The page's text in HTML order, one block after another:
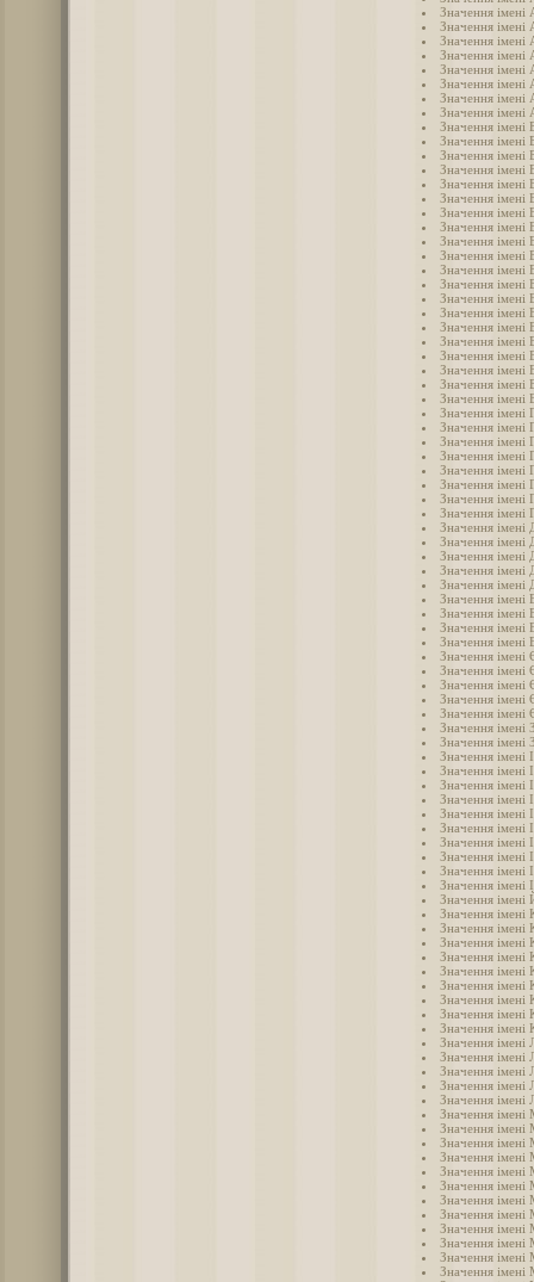
Значення імені
Значення імені
Значення імені
Значення імені
Значення імені
Значення імені
Значення імені
Значення імені
Значення імені
Значення імені
Значення імені
Значення імені
Значення імені
Значення імені
Значення імені
Значення імені
Значення імені
Значення імені
Значення імені
Значення імені
Значення імені
Значення імені
Значення імені
Значення імені
Значення імені
Значення
Значення імені
Значення імені
Значення імені
Значення імені
Значення імені
Значення імені
Значення імені
Значення імені
Значення імені
Значення імені
Значення імені
Значення імені
Значення імені
Значення імені
Значення імені
Значення імені
Значення імені
Значення імені
Значення імені
Значення імені
Значення імені
Значення імені
Значення імені
Значення імені
Значення імені
Значення імені
Значення імені
Значення імені
Значення імені
Значення імені
Значення імені
Значення імені
Значення імені
Значення імені
Значення імені
Значення імені
Значення імені
Значення імені
Значення імені
Значення імені
Значення імені
Значення імені
Значення імені
Значення імені
Значення імені
Значення імені
Значення імені
Значення імені
Значення імені
Значення імені
Значення імені
Значення імені
Значення імені
Значення імені
Значення імені
Значення імені
Значення імені
Значення імені
Значення
Значення
Значення імені
Значення імені
Значення імені